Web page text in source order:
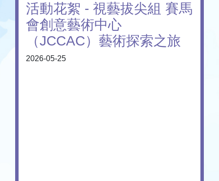
活動花絮 - 視藝拔尖組 賽馬
會創意藝術中心
（JCCAC）藝術探索之旅
2026-05-25